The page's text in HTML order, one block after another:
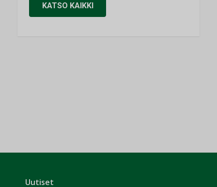
KATSO KAIKKI
Uutiset